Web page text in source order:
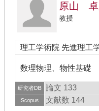
原山 卓
教授
理工学術院 先進理工
数理物理、物性基礎
研究者DB 論文 133
Scopus 文献数 144